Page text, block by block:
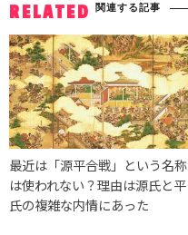
RELATED 関連する記事
最近は「源平合戦」という名称
は使われない？理由は源氏と平
氏の複雑な内情にあった